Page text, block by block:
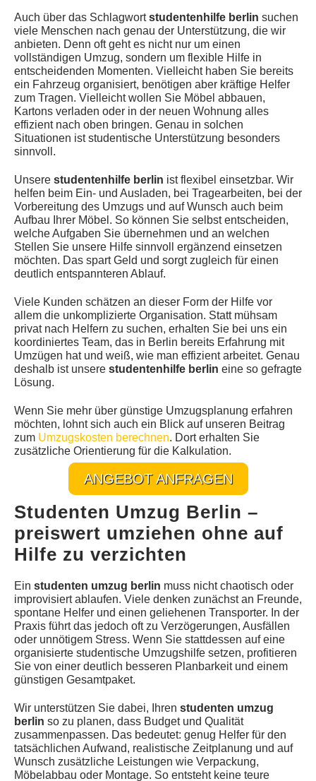
Auch über das Schlagwortstudentenhilfe berlin suchen
viele Menschen nach genau der Unterstützung, die wir
anbieten. Denn oft geht es nicht nur um einen
vollständigen Umzug, sondern um flexible Hilfe in
entscheidenden Momenten. Vielleicht haben Sie bereits
ein Fahrzeug organisiert, benötigen aber kräftige Helfer
zum Tragen. Vielleicht wollen Sie Möbel abbauen,
Kartons verladen oder in der neuen Wohnung alles
effizient nach oben bringen. Genau in solchen
Situationen ist studentische Unterstützung besonders
sinnvoll.
Unsere studentenhilfe berlin ist flexibel einsetzbar. Wir
helfen beim Ein- und Ausladen, bei Tragearbeiten, bei der
Vorbereitung des Umzugs und auf Wunsch auch beim
Aufbau Ihrer Möbel. So können Sie selbst entscheiden,
welche Aufgaben Sie übernehmen und an welchen
Stellen Sie unsere Hilfe sinnvoll ergänzend einsetzen
möchten. Das spart Geld und sorgt zugleich für einen
deutlich entspannteren Ablauf.
Viele Kunden schätzen an dieser Form der Hilfe vor
allem die unkomplizierte Organisation. Statt mühsam
privat nach Helfern zu suchen, erhalten Sie bei uns ein
koordiniertes Team, das in Berlin bereits Erfahrung mit
Umzügen hat und weiß, wie man effizient arbeitet. Genau
deshalb ist unsere studentenhilfe berlin eine so gefragte
Lösung.
Wenn Sie mehr über günstige Umzugsplanung erfahren
möchten, lohnt sich auch ein Blick auf unseren Beitrag
zum Umzugskosten berechnen. Dort erhalten Sie
zusätzliche Orientierung für die Kalkulation.
ANGEBOT ANFRAGEN
Studenten Umzug Berlin –
preiswert umziehen ohne auf
Hilfe zu verzichten
Ein studenten umzug berlin muss nicht chaotisch oder
improvisiert ablaufen. Viele denken zunächst an Freunde,
spontane Helfer und einen geliehenen Transporter. In der
Praxis führt das jedoch oft zu Verzögerungen, Ausfällen
oder unnötigem Stress. Wenn Sie stattdessen auf eine
organisierte studentische Umzugshilfe setzen, profitieren
Sie von einer deutlich besseren Planbarkeit und einem
günstigen Gesamtpaket.
Wir unterstützen Sie dabei, Ihren studenten umzug
berlin so zu planen, dass Budget und Qualität
zusammenpassen. Das bedeutet: genug Helfer für den
tatsächlichen Aufwand, realistische Zeitplanung und auf
Wunsch zusätzliche Leistungen wie Verpackung,
Möbelabbau oder Montage. So entsteht keine teure